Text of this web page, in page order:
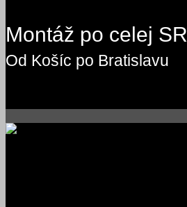
Montáž po celej SR
Od Košíc po Bratislavu